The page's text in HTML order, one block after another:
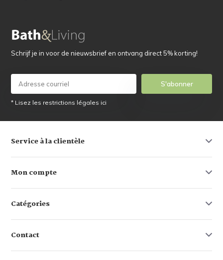
Schrijf je in voor de nieuwsbrief en ontvang direct 5% korting!
S'abonner
* Lisez les restrictions légales ici
Service à la clientèle
Mon compte
Catégories
Contact